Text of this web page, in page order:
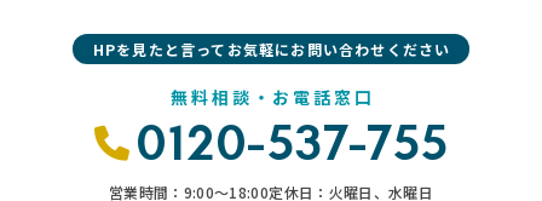
HPを見たと言ってお気軽にお問い合わせください
無料相談・お電話窓口
0120-537-755
営業時間：9:00〜18:00定休日：火曜日、水曜日